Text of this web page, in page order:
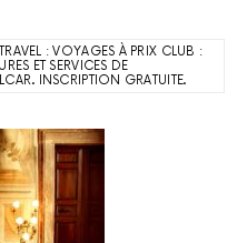
: VOYAGES À PRIX CLUB :
ET SERVICES DE
INSCRIPTION GRATUITE.